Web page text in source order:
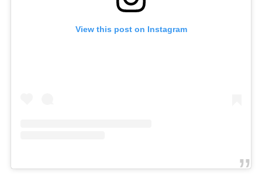
View this post on Instagram